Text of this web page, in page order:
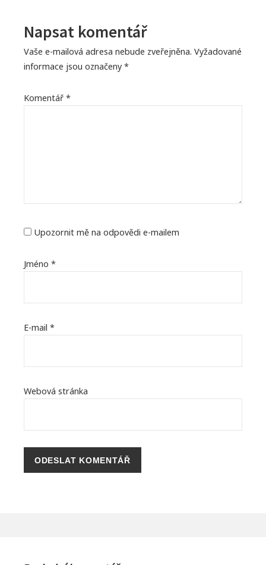
Napsat komentář
Vaše e-mailová adresa nebude zveřejněna. Vyžadované
informace jsou označeny *
Komentář *
Upozornit mě na odpovědi e-mailem
Jméno *
E-mail *
Webová stránka